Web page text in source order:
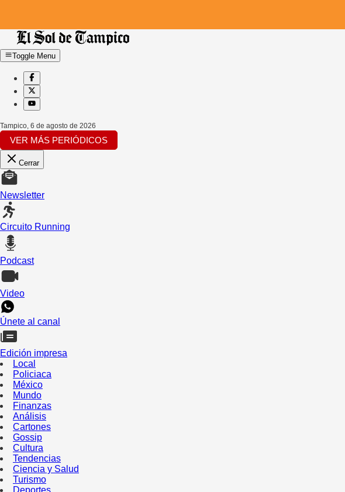
Toggle Menu
Tampico, 6 de agosto de 2026
VER MÁS PERIÓDICOS
Cerrar
Newsletter
Circuito Running
Podcast
Video
Únete al canal
Edición impresa
Local
Policiaca
México
Mundo
Finanzas
Análisis
Cartones
Gossip
Cultura
Tendencias
Ciencia y Salud
Turismo